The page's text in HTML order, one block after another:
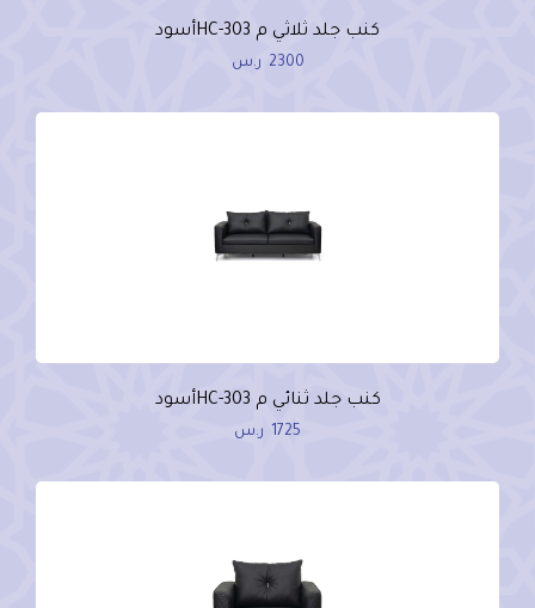
كنب جلد ثلاثي م HC-303أسود
2300 ر.س
كنب جلد ثنائي م HC-303أسود
1725 ر.س